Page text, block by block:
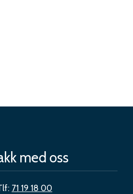
med oss
71 19 18 00